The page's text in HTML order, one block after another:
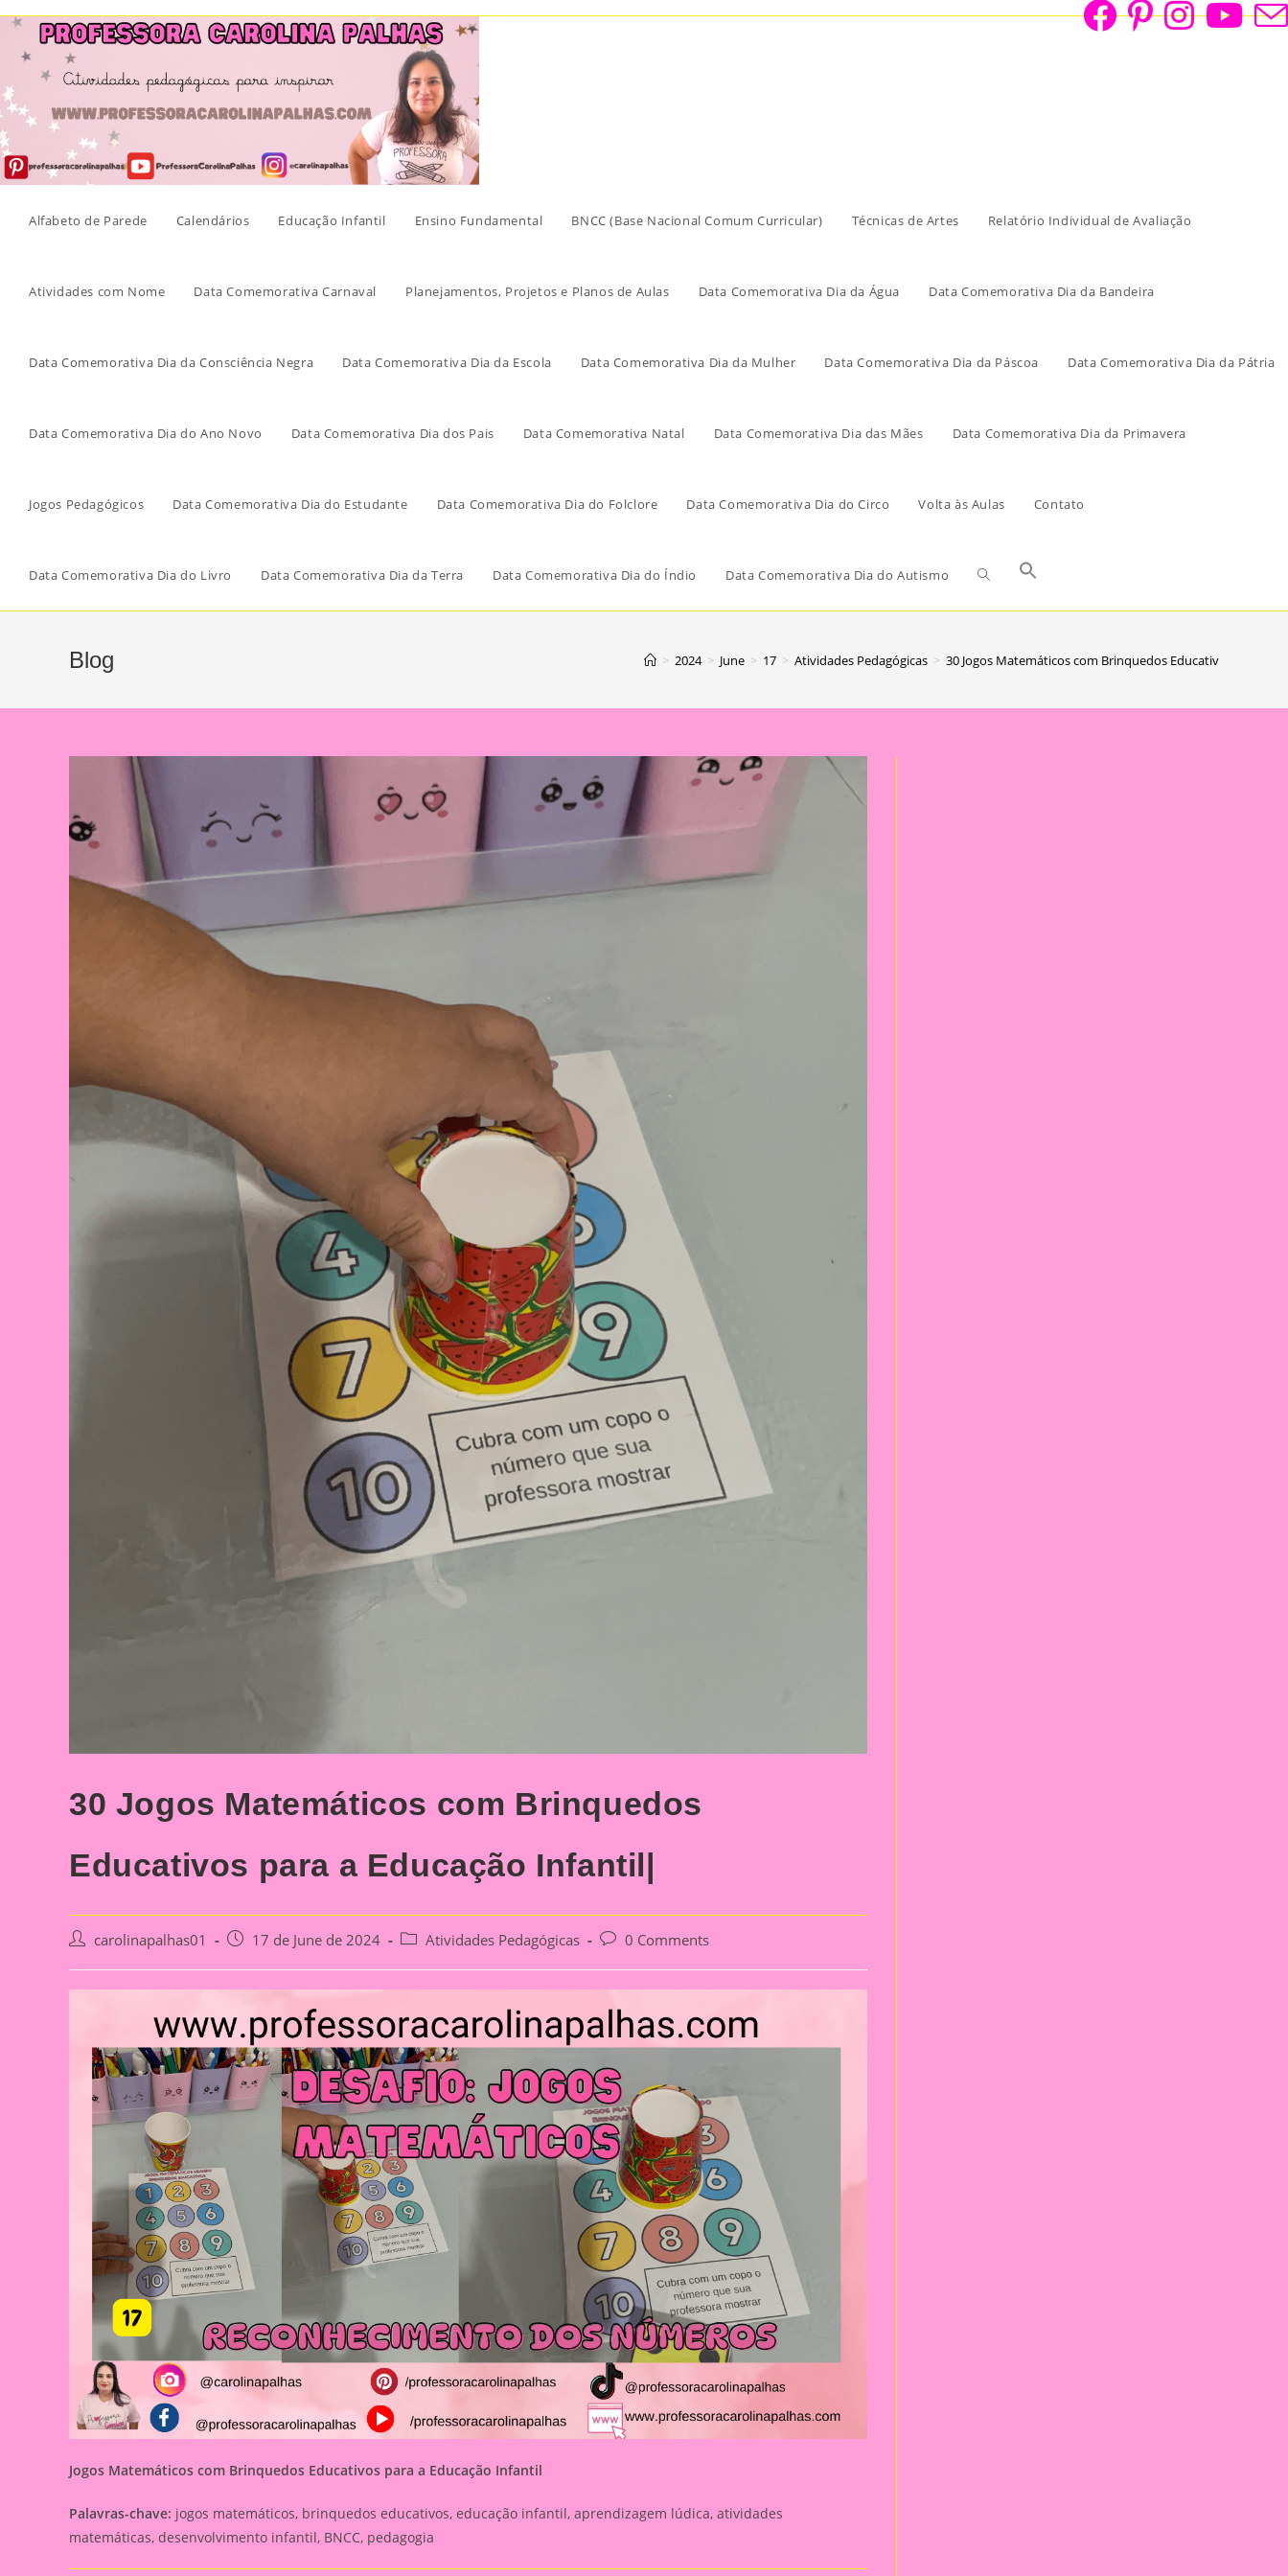
Skip
content
Alfabeto de Parede Calendários Educação Infantil Ensino Fundamental BNCC (Base Nacional Comum Curricular) Técnicas de Artes Relatório Individual de Avaliação
Atividades com Nome Data Comemorativa Carnaval Planejamentos, Projetos e Planos de Aulas Data Comemorativa Dia da Água Data Comemorativa Dia da Bandeira
Data Comemorativa Dia da Consciência Negra Data Comemorativa Dia da Escola Data Comemorativa Dia da Mulher Data Comemorativa Dia da Páscoa Data Comemorativa Dia da Pátria
Data Comemorativa Dia do Ano Novo Data Comemorativa Dia dos Pais Data Comemorativa Natal Data Comemorativa Dia das Mães Data Comemorativa Dia da Primavera
Jogos Pedagógicos Data Comemorativa Dia do Estudante Data Comemorativa Dia do Folclore Data Comemorativa Dia do Circo Volta às Aulas Contato
Data Comemorativa Dia do Livro Data Comemorativa Dia da Terra Data Comemorativa Dia do Índio Data Comemorativa Dia do Autismo
Blog > 2024 > June > 17 > Atividades Pedagógicas > 30 Jogos Matemáticos com Brinquedos Educativos para a
30 Jogos Matemáticos com Brinquedos
Educativos para a Educação Infantil|
Post carolinapalhas01
Post 17 de June de 2024
PostAtividades Pedagógicas
Post0 Comments
Jogos Matemáticos com Brinquedos Educativos para a Educação Infantil
Palavras-chave: jogos matemáticos, brinquedos educativos, educação infantil, aprendizagem lúdica, atividades
matemáticas, desenvolvimento infantil, BNCC, pedagogia